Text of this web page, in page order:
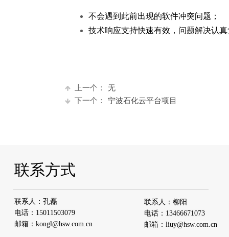
不会遇到此前出现的软件冲突问题；
技术响应支持快速有效，问题解决认
上一个：
无
下一个：
宁波石化云平台项目
联系方式
联系人：孔磊
电话： 15011503079
邮箱：kongl@hsw.com.cn
联系人：柳阳
电话： 13466671073
邮箱：liuy@hsw.com.cn